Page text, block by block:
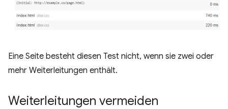
Eine Seite besteht diesen Test nicht, wenn sie zwei oder
mehr Weiterleitungen enthält.
Weiterleitungen vermeiden